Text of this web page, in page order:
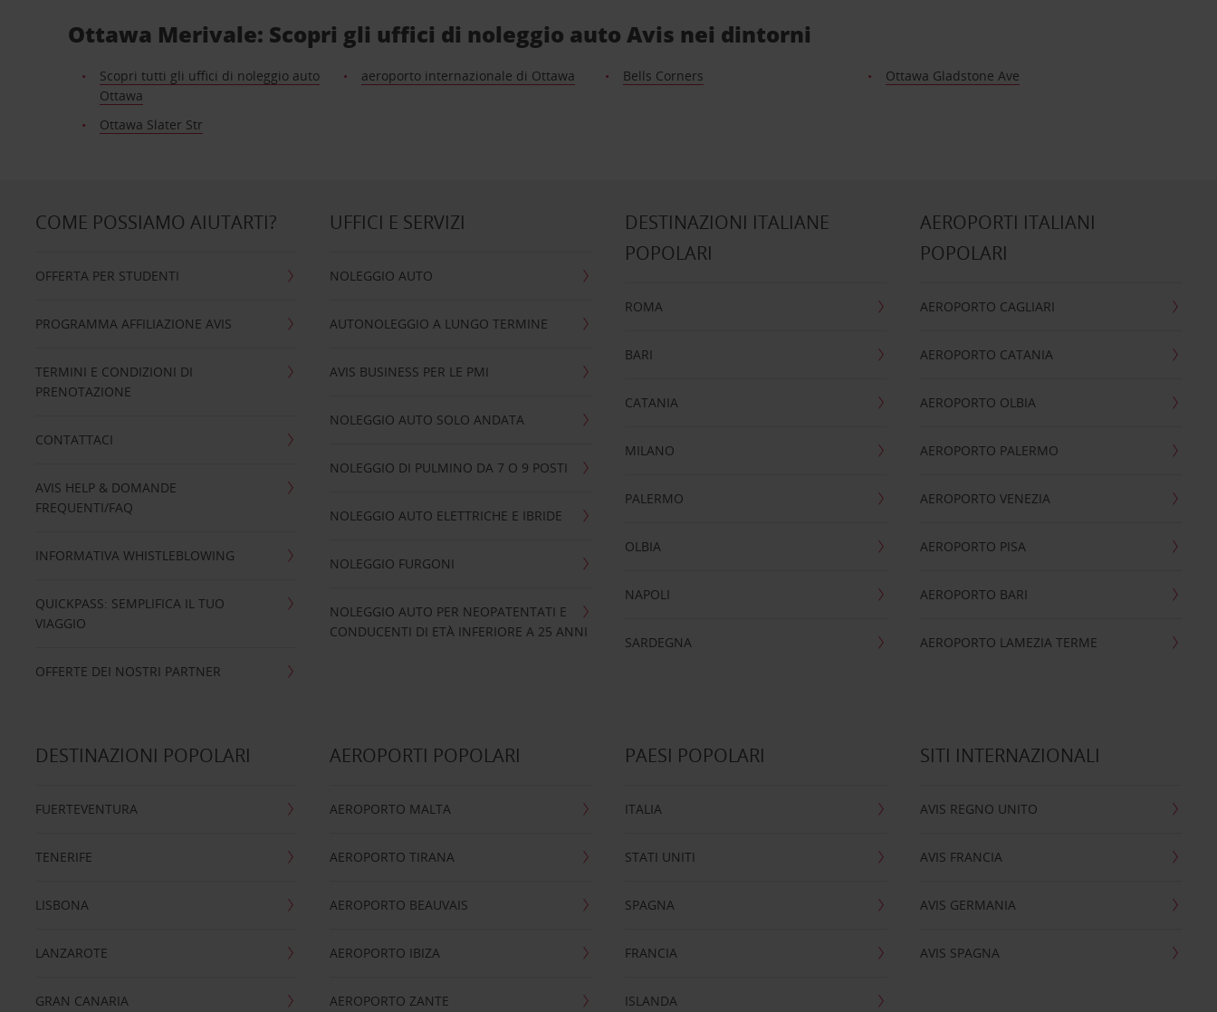
Ottawa Merivale: Scopri gli uffici di noleggio auto Avis nei dintorni
Scopri tutti gli uffici di noleggio auto
Ottawa
aeroporto internazionale di Ottawa Bells Corners Ottawa Gladstone Ave
Ottawa Slater Str
COME POSSIAMO AIUTARTI?
OFFERTA PER STUDENTI
PROGRAMMA AFFILIAZIONE AVIS
TERMINI E CONDIZIONI DI
PRENOTAZIONE
CONTATTACI
AVIS HELP & DOMANDE
FREQUENTI/FAQ
INFORMATIVA WHISTLEBLOWING
QUICKPASS: SEMPLIFICA IL TUO
VIAGGIO
OFFERTE DEI NOSTRI PARTNER
UFFICI E SERVIZI
NOLEGGIO AUTO
AUTONOLEGGIO A LUNGO TERMINE
AVIS BUSINESS PER LE PMI
NOLEGGIO AUTO SOLO ANDATA
NOLEGGIO DI PULMINO DA 7 O 9 POSTI
NOLEGGIO AUTO ELETTRICHE E IBRIDE
NOLEGGIO FURGONI
NOLEGGIO AUTO PER NEOPATENTATI E
CONDUCENTI DI ETÀ INFERIORE A 25 ANNI
DESTINAZIONI ITALIANE
POPOLARI
ROMA
BARI
CATANIA
MILANO
PALERMO
OLBIA
NAPOLI
SARDEGNA
AEROPORTI ITALIANI
POPOLARI
AEROPORTO CAGLIARI
AEROPORTO CATANIA
AEROPORTO OLBIA
AEROPORTO PALERMO
AEROPORTO VENEZIA
AEROPORTO PISA
AEROPORTO BARI
AEROPORTO LAMEZIA TERME
DESTINAZIONI POPOLARI
FUERTEVENTURA
TENERIFE
LISBONA
LANZAROTE
GRAN CANARIA
AEROPORTI POPOLARI
AEROPORTO MALTA
AEROPORTO TIRANA
AEROPORTO BEAUVAIS
AEROPORTO IBIZA
AEROPORTO ZANTE
PAESI POPOLARI
ITALIA
STATI UNITI
SPAGNA
FRANCIA
ISLANDA
SITI INTERNAZIONALI
AVIS REGNO UNITO
AVIS FRANCIA
AVIS GERMANIA
AVIS SPAGNA